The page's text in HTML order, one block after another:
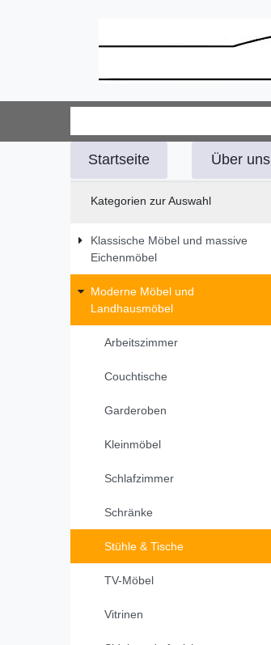
Startseite Über uns
Kategorien zur Auswahl
Klassische Möbel und massive
Eichenmöbel
Moderne Möbel und
Landhausmöbel
Arbeitszimmer
Couchtische
Garderoben
Kleinmöbel
Schlafzimmer
Schränke
Stühle & Tische
TV-Möbel
Vitrinen